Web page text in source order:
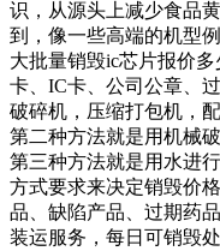
识，从源头上减少食品
到，像一些高端的机型
大批量销毁ic芯片报价
卡、IC卡、公司公章、
破碎机，压缩打包机，
第二种方法就是用机械
第三种方法就是用水进
方式要求来决定销毁价
品、缺陷产品、过期药
装运服务，每日可销毁